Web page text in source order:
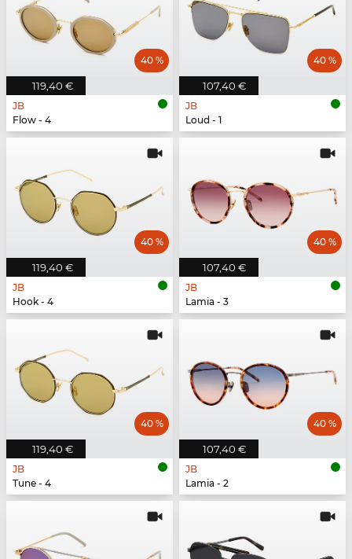
119,40 €
40 %
JB
Flow - 4
107,40 €
40 %
JB
Loud - 1
119,40 €
40 %
JB
Hook - 4
107,40 €
40 %
JB
Lamia - 3
119,40 €
40 %
JB
Tune - 4
107,40 €
40 %
JB
Lamia - 2